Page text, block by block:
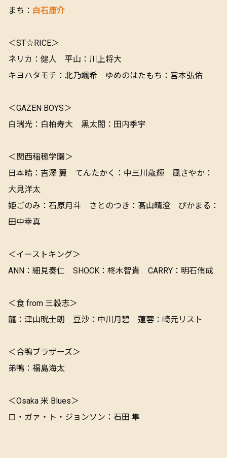
まち： 白石康介
＜ST☆RICE＞
ネリカ：健人 平山：川上将大
キヨハタモチ：北乃颯希 ゆめのはたもち：宮本弘佑
＜GAZEN BOYS＞
白瑞光：白柏寿大 黒太閤：田内季宇
＜関西稲穂学園＞
日本晴：吉澤 翼 てんたかく：中三川歳輝 風さやか：
大見洋太
姫ごのみ：石原月斗 さとのつき：髙山晴澄 ぴかまる：
田中幸真
＜イーストキング＞
ANN：細見奏仁 SHOCK：柊木智貴 CARRY：明石侑成
＜食 from 三穀志＞
龍：津山晄士朗 豆沙：中川月碧 蓮蓉：崎元リスト
＜合鴨ブラザーズ＞
弟鴨：福島海太
＜Osaka 米 Blues＞
ロ・ガァ・ト・ジョンソン：石田 隼